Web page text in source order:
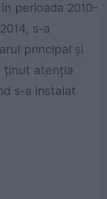
perioada 2010-
s-a
principal și
ținut atenția
s-a instalat